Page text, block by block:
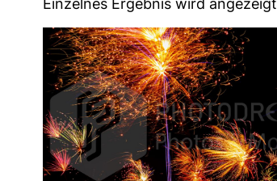
Einzelnes Ergebnis wird angezeigt